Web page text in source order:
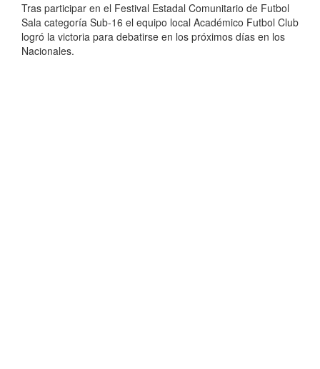
Tras participar en el Festival Estadal Comunitario de Futbol
Sala categoría Sub-16 el equipo local Académico Futbol Club
logró la victoria para debatirse en los próximos días en los
Nacionales.